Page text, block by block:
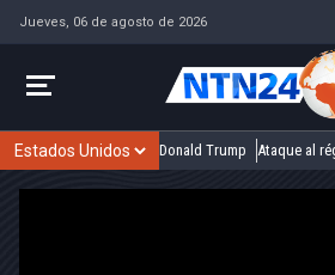
Jueves, 06 de agosto de 2026
Donald Trump Ataque al